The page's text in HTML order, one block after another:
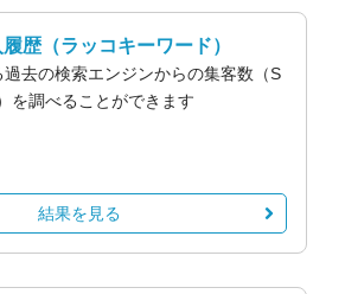
歴（ラッコキーワード）
過去の検索エンジンからの集客数（S
を調べることができます
結果を見る